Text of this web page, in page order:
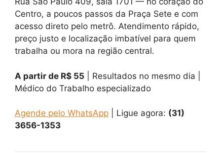
Centro, a poucos passos da Praça Sete e com
acesso direto pelo metrô. Atendimento rápido,
preço justo e localização imbatível para quem
trabalha ou mora na região central.
A partir de R$ 55 | Resultados no mesmo dia |
Médico do Trabalho especializado
Agende pelo WhatsApp | Ligue agora: (31)
3656-1353